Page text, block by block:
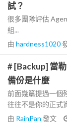
試？
很多團隊評估
組...
由 hardness1020
# [Backup] 當
備份是什麼
前面幾篇提過一個
往往不是你的正式
由 RainPan 發文